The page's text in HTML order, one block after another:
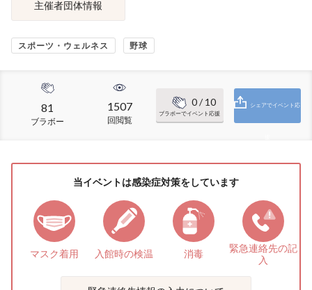
主催者団体情報
スポーツ・ウェルネス 野球
81
ブラボー
1507
回閲覧
0/ 10
ブラボーでイベント応援
シェアでイベント応
当イベントは感染症対策をしています
マスク着用 入館時の検温 消毒 緊急連絡先の記
入